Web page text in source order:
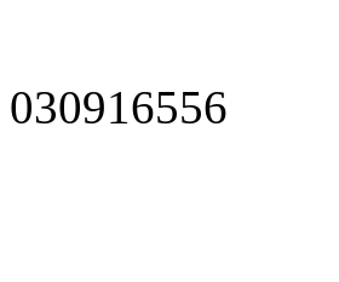
030916556